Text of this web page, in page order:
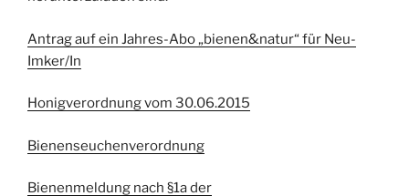
Antrag auf ein Jahres-Abo „bienen&natur“ für Neu-
Imker/In
Honigverordnung vom 30.06.2015
Bienenseuchenverordnung
Bienenmeldung nach §1a der